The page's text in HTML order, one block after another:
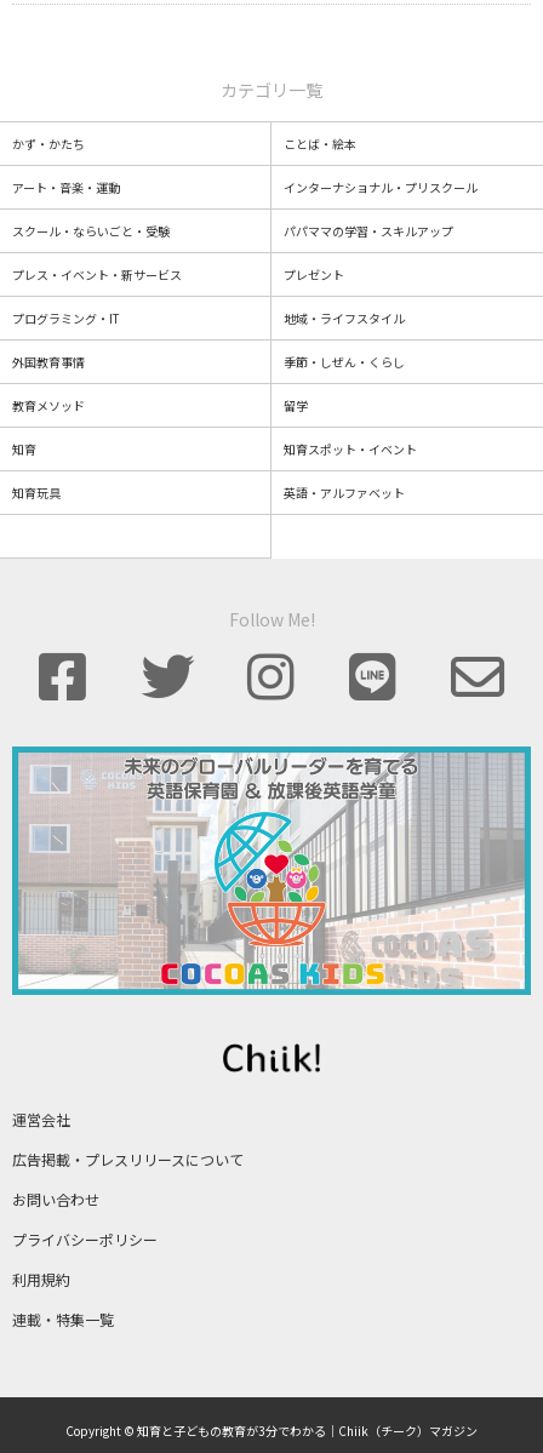
運営会社
広告掲載・プレスリリースについて
お問い合わせ
プライバシーポリシー
利用規約
連載・特集一覧
カテゴリ一覧
かず・かたち ことば・絵本
アート・音楽・運動 インターナショナル・プリスクール
スクール・ならいごと・受験 パパママの学習・スキルアップ
プレス・イベント・新サービス プレゼント
プログラミング・IT 地域・ライフスタイル
外国教育事情 季節・しぜん・くらし
教育メソッド 留学
知育 知育スポット・イベント
知育玩具 英語・アルファベット
Follow Me!
Copyright © 知育と子どもの教育が3分でわかる｜Chiik（チーク）マガジン